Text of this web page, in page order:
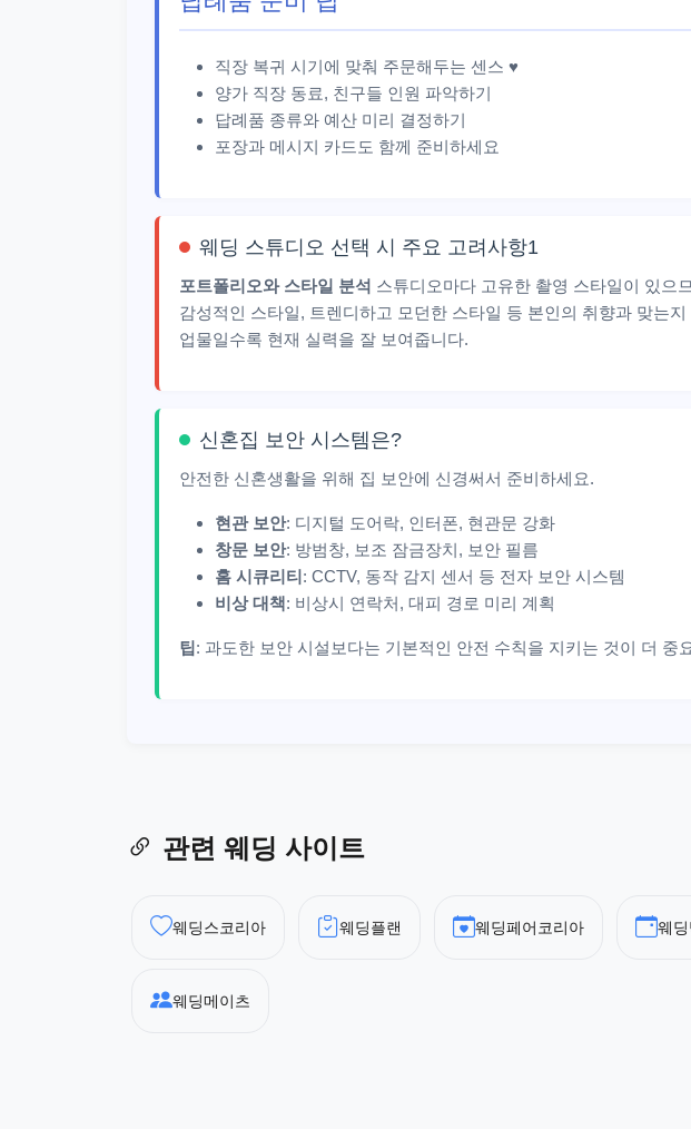
직장 복귀 시기에 맞춰 주문해두는 센스 ♥
양가 직장 동료, 친구들 인원 파악하기
답례품 종류와 예산 미리 결정하기
포장과 메시지 카드도 함께 준비하세요
웨딩 스튜디오 선택 시 주요 고려사항1
포트폴리오와 스타일 분석 스튜디오마다 고유한 촬영 스타일이 있으
감성적인 스타일, 트렌디하고 모던한 스타일 등 본인의 취향과 맞는
업물일수록 현재 실력을 잘 보여줍니다.
신혼집 보안 시스템은?
안전한 신혼생활을 위해 집 보안에 신경써서 준비하세요.
현관 보안: 디지털 도어락, 인터폰, 현관문 강화
창문 보안: 방범창, 보조 잠금장치, 보안 필름
홈 시큐리티: CCTV, 동작 감지 센서 등 전자 보안 시스템
비상 대책 : 비상시 연락처, 대피 경로 미리 계획
팁 : 과도한 보안 시설보다는 기본적인 안전 수칙을 지키는 것이 더 중
관련 웨딩 사이트
웨딩스코리아 웨딩플랜 웨딩페어코리아 웨
웨딩메이츠